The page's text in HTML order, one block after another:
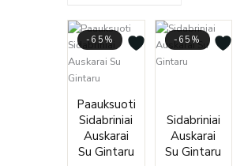
-65%
Paauksuoti
Sidabriniai
Auskarai
Su Gintaru
price
was:
€235.00.
price
is:
€82.00.
-65%
Sidabriniai
Auskarai
Su Gintaru